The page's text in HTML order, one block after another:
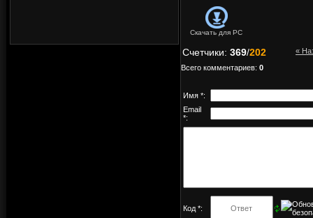
Скачать для PC
«
Счетчики: 369/202
Всего комментариев: 0
Имя *:
Email
*:
Код *: